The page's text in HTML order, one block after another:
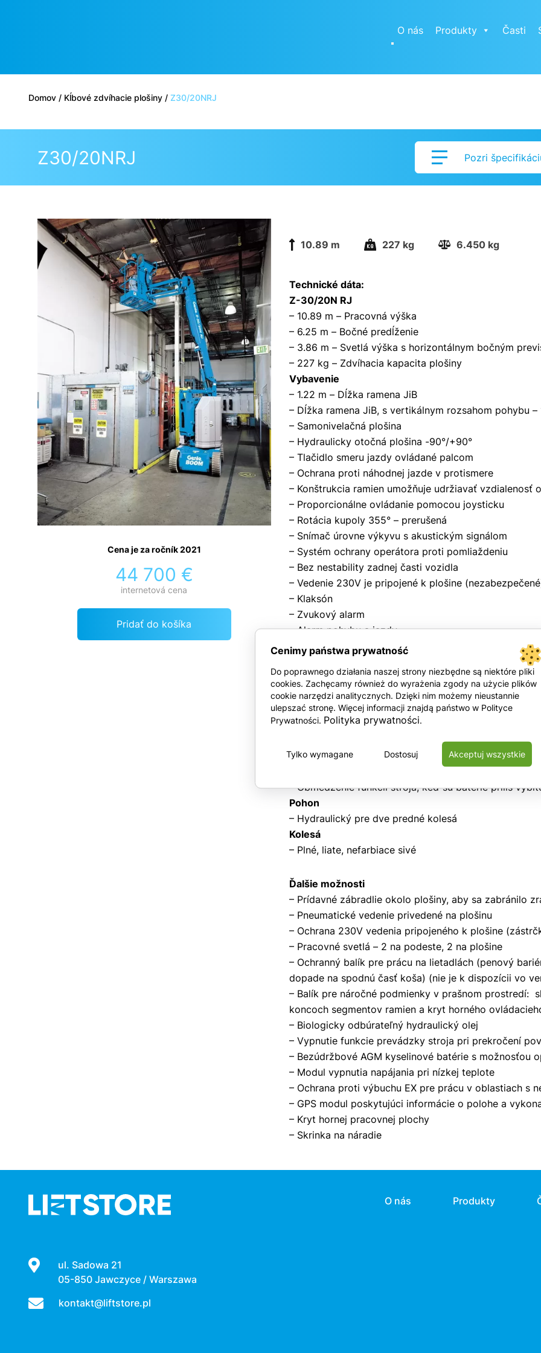
O nás Produkty Časti
Domov / Kĺbové zdvíhacie plošiny / Z30/20NRJ
Z30/20NRJ Pozri
Cena je za ročník 2021
44 700 €
internetová cena
Pridať do košíka
10.89 m 227 kg 6.450 kg
Technické dáta:
Z-30/20N RJ
– 10.89 m – Pracovná výška
– 6.25 m – Bočné predĺženie
– 3.86 m – Svetlá výška s horizontálnym bočným
– 227 kg – Zdvíhacia kapacita plošiny
Vybavenie
– 1.22 m – Dĺžka ramena JiB
– Dĺžka ramena JiB, s vertikálnym rozsahom pohybu –
– Samonivelačná plošina
– Hydraulicky otočná plošina -90°/+90°
– Tlačidlo smeru jazdy ovládané palcom
– Ochrana proti náhodnej jazde v protismere
– Konštrukcia ramien umožňuje udržiavať
– Proporcionálne ovládanie pomocou joysticku
– Rotácia kupoly 355° – prerušená
– Snímač úrovne výkyvu s akustickým signálom
– Systém ochrany operátora proti pomliaždeniu
– Bez nestability zadnej časti vozidla
– Vedenie 230V je pripojené k plošine
– Klaksón
– Zvukový alarm
– Alarm pohybu a jazdy
– Počítadlo motohodín
– Výstražné svetlo
– Napojenie na systém Telematic – príprava na prácu
Napájanie
– 48 V DC – Súprava 8 kyselinových batérií 6V, 350 Ah
– Vstavaná 30 Amp univerzálna nabíjačka
– Obmedzenie funkcií stroja, keď sú batérie príliš
Pohon
– Hydraulický pre dve predné kolesá
Kolesá
– Plné, liate, nefarbiace sivé
Ďalšie možnosti
– Prídavné zábradlie okolo plošiny, aby sa zabránilo
– Pneumatické vedenie privedené na plošinu
– Ochrana 230V vedenia pripojeného k plošine
– Pracovné svetlá – 2 na podeste, 2 na plošine
– Ochranný balík pre prácu na lietadlách (penový
dopade na spodnú časť koša) (nie je k dispozícii vo
– Balík pre náročné podmienky v prašnom prostredí:
koncoch segmentov ramien a kryt horného
– Biologicky odbúrateľný hydraulický olej
– Vypnutie funkcie prevádzky stroja pri prekročení
– Bezúdržbové AGM kyselinové batérie s možnosťou
– Modul vypnutia napájania pri nízkej teplote
– Ochrana proti výbuchu EX pre prácu v oblastiach s
– GPS modul poskytujúci informácie o polohe a
– Kryt hornej pracovnej plochy
– Skrinka na náradie
O nás Produkty
ul. Sadowa 21
05-850 Jawczyce / Warszawa
kontakt@liftstore.pl
Cenimy państwa prywatność
Do poprawnego działania naszej strony niezbędne są niektóre pliki
cookies. Zachęcamy również do wyrażenia zgody na użycie plików
cookie narzędzi analitycznych. Dzięki nim możemy nieustannie
ulepszać stronę. Więcej informacji znajdą państwo w Polityce
Prywatności. Polityka prywatności.
Dostosuj
Tylko wymagane Akceptuj wszystkie